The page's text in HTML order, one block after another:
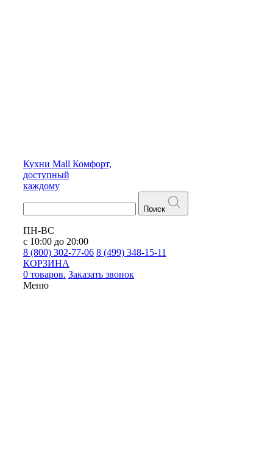
Кухни Mall Комфорт,
доступный
каждому
Поиск
ПН-ВС
с 10:00 до 20:00
8 (800) 302-77-06 8 (499) 348-15-11
КОРЗИНА
0 товаров. Заказать звонок
Меню